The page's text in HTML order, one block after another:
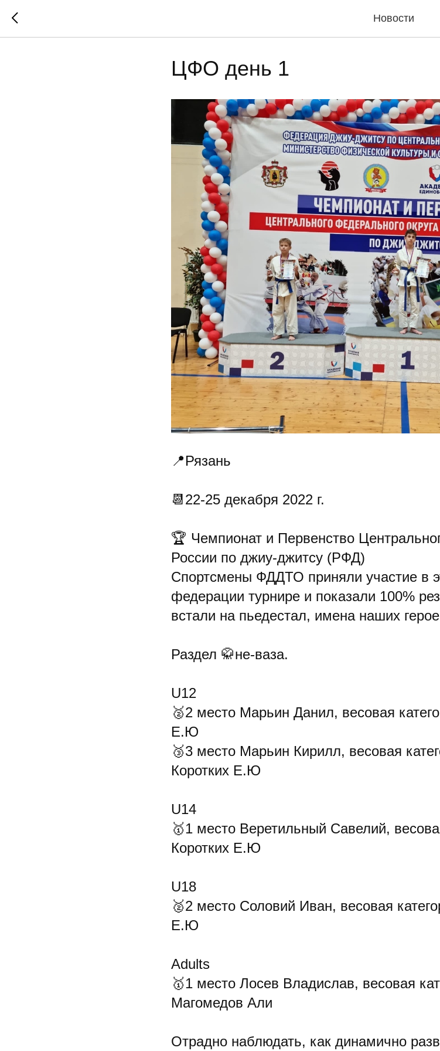
Новости
ЦФО день 1
📍Рязань
📆22-25 декабря 2022 г.
🏆 Чемпионат и Первенство
России по джиу-джитсу (РФД)
Спортсмены ФДДТО приняли участие в
федерации турнире и показали 100%
встали на пьедестал, имена наших
Раздел 🥋не-ваза.
U12
🥈2 место Марьин Данил, весовая
Е.Ю
🥉3 место Марьин Кирилл, весовая
Коротких Е.Ю
U14
🥇1 место Веретильный Савелий,
Коротких Е.Ю
U18
🥈2 место Соловий Иван, весовая
Е.Ю
Adults
🥇1 место Лосев Владислав, весовая
Магомедов Али
Отрадно наблюдать, как динамично